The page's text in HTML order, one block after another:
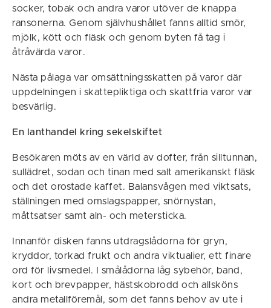
socker, tobak och andra varor utöver de knappa
ransonerna. Genom självhushållet fanns alltid smör,
mjölk, kött och fläsk och genom byten få tag i
åtråvärda varor.
Nästa pålaga var omsättningsskatten på varor där
uppdelningen i skattepliktiga och skattfria varor var
besvärlig.
En lanthandel kring sekelskiftet
Besökaren möts av en värld av dofter, från silltunnan,
sullädret, sodan och tinan med salt amerikanskt fläsk
och det orostade kaffet. Balansvågen med viktsats,
ställningen med omslagspapper, snörnystan,
måttsatser samt aln- och metersticka.
Innanför disken fanns utdragslådorna för gryn,
kryddor, torkad frukt och andra viktualier, ett finare
ord för livsmedel. I smålådorna låg sybehör, band,
kort och brevpapper, hästskobrodd och allsköns
andra metallföremål, som det fanns behov av ute i